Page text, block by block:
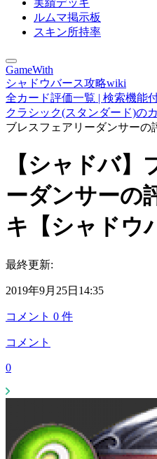
実績デッキ
ルムマ掲示板
スキン所持率
GameWith
シャドウバース攻略wiki
全カード評価一覧 | 検索機能
クラシック(スタンダード)の
ブレスフェアリーダンサーの
【シャドバ】
ーダンサーの
キ【シャドウ
最終更新:
2019年9月25日14:35
コメント 0 件
コメント
0